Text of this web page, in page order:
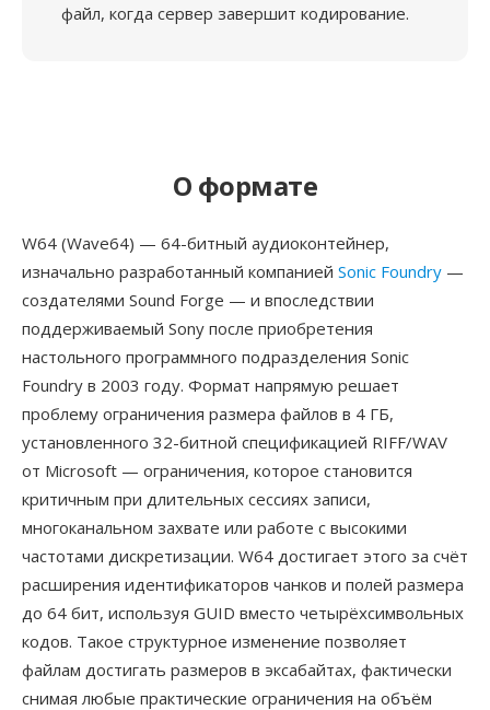
файл, когда сервер завершит кодирование.
О формате
W64 (Wave64) — 64-битный аудиоконтейнер,
изначально разработанный компанией Sonic Foundry —
создателями Sound Forge — и впоследствии
поддерживаемый Sony после приобретения
настольного программного подразделения Sonic
Foundry в 2003 году. Формат напрямую решает
проблему ограничения размера файлов в 4 ГБ,
установленного 32-битной спецификацией RIFF/WAV
от Microsoft — ограничения, которое становится
критичным при длительных сессиях записи,
многоканальном захвате или работе с высокими
частотами дискретизации. W64 достигает этого за счёт
расширения идентификаторов чанков и полей размера
до 64 бит, используя GUID вместо четырёхсимвольных
кодов. Такое структурное изменение позволяет
файлам достигать размеров в эксабайтах, фактически
снимая любые практические ограничения на объём